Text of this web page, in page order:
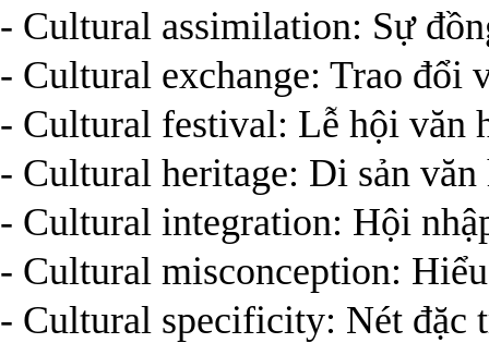
- Cultural assimilation: Sự
- Cultural exchange: Trao đổi
- Cultural festival: Lễ hội văn
- Cultural heritage: Di sản văn
- Cultural integration: Hội
- Cultural misconception:
- Cultural specificity: Nét đặc